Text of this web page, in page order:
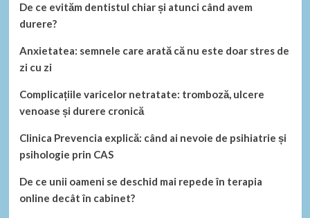
De ce evităm dentistul chiar și atunci când avem
durere?
Anxietatea: semnele care arată că nu este doar stres de
zi cu zi
Complicațiile varicelor netratate: tromboză, ulcere
venoase și durere cronică
Clinica Prevencia explică: când ai nevoie de psihiatrie și
psihologie prin CAS
De ce unii oameni se deschid mai repede în terapia
online decât în cabinet?